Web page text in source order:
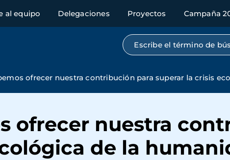
al equipo Delegaciones Proyectos Campaña
Búsqueda por texto
ofrecer nuestra contribución para superar la crisis
ofrecer nuestra
de la